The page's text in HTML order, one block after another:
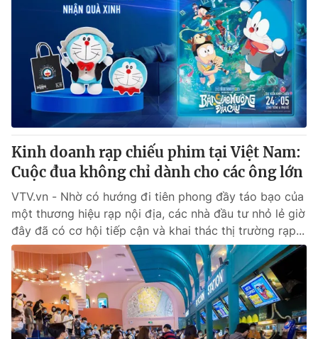
® Cấm sao chép dưới mọi hình thức nếu không có sự chấp
thuận bằng văn bản. Ghi rõ nguồn VTV.vn khi phát hành lại
thông tin từ website này.
Kinh doanh rạp chiếu phim tại Việt Nam:
Cuộc đua không chỉ dành cho các ông lớn
VTV.vn - Nhờ có hướng đi tiên phong đầy táo bạo của
một thương hiệu rạp nội địa, các nhà đầu tư nhỏ lẻ giờ
đây đã có cơ hội tiếp cận và khai thác thị trường rạp...